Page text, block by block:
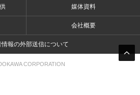
媒体資料
会社概要
情報の外部送信について
CORPORATION